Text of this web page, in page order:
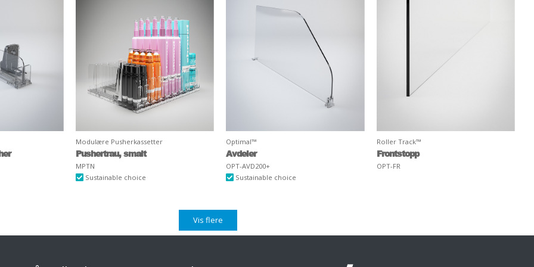
Modulære Pusherkassetter
Pushertrau, smalt
MPTN
Sustainable choice
Optimal™
Avdeler
OPT-AVD200+
Sustainable choice
Roller Track™
Frontstopp
OPT-FR
Vis flere